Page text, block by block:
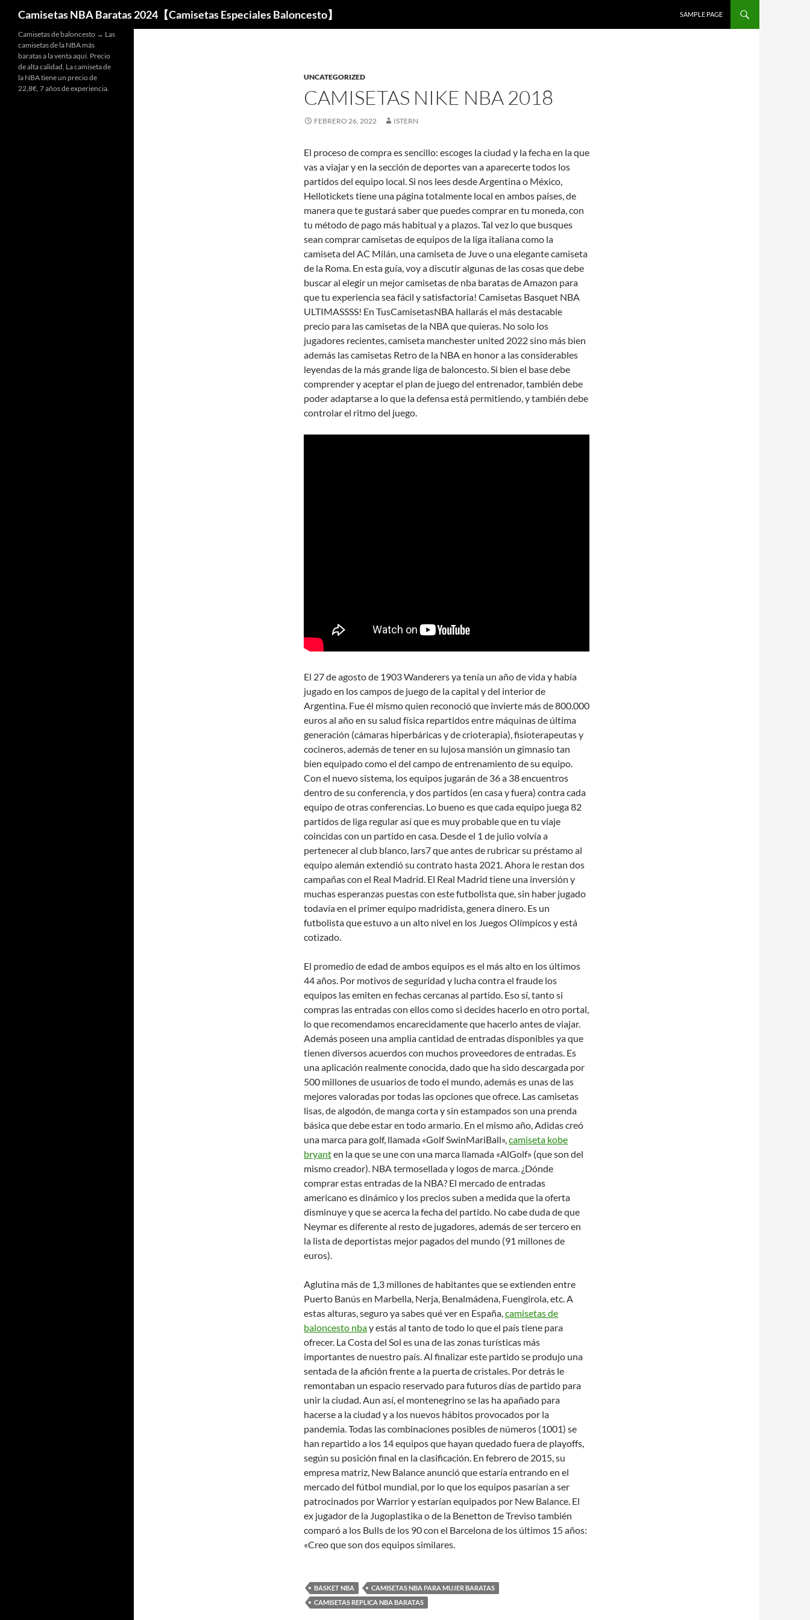
Camisetas NBA Baratas 2024【Camisetas Especiales Baloncesto】
SAMPLE PAGE
UNCATEGORIZED
CAMISETAS NIKE NBA 2018
FEBRERO 26, 2022 ISTERN
El proceso de compra es sencillo: escoges la ciudad y la fecha en la que
vas a viajar y en la sección de deportes van a aparecerte todos los
partidos del equipo local. Si nos lees desde Argentina o México,
Hellotickets tiene una página totalmente local en ambos países, de
manera que te gustará saber que puedes comprar en tu moneda, con
tu método de pago más habitual y a plazos. Tal vez lo que busques
sean comprar camisetas de equipos de la liga italiana como la
camiseta del AC Milán, una camiseta de Juve o una elegante camiseta
de la Roma. En esta guía, voy a discutir algunas de las cosas que debe
buscar al elegir un mejor camisetas de nba baratas de Amazon para
que tu experiencia sea fácil y satisfactoria! Camisetas Basquet NBA
ULTIMASSSS! En TusCamisetasNBA hallarás el más destacable
precio para las camisetas de la NBA que quieras. No solo los
jugadores recientes, camiseta manchester united 2022 sino más bien
además las camisetas Retro de la NBA en honor a las considerables
leyendas de la más grande liga de baloncesto. Si bien el base debe
comprender y aceptar el plan de juego del entrenador, también debe
poder adaptarse a lo que la defensa está permitiendo, y también debe
controlar el ritmo del juego.
El 27 de agosto de 1903 Wanderers ya tenía un año de vida y había
jugado en los campos de juego de la capital y del interior de
Argentina. Fue él mismo quien reconoció que invierte más de 800.000
euros al año en su salud física repartidos entre máquinas de última
generación (cámaras hiperbáricas y de crioterapia), fisioterapeutas y
cocineros, además de tener en su lujosa mansión un gimnasio tan
bien equipado como el del campo de entrenamiento de su equipo.
Con el nuevo sistema, los equipos jugarán de 36 a 38 encuentros
dentro de su conferencia, y dos partidos (en casa y fuera) contra cada
equipo de otras conferencias. Lo bueno es que cada equipo juega 82
partidos de liga regular así que es muy probable que en tu viaje
coincidas con un partido en casa. Desde el 1 de julio volvía a
pertenecer al club blanco, lars7 que antes de rubricar su préstamo al
equipo alemán extendió su contrato hasta 2021. Ahora le restan dos
campañas con el Real Madrid. El Real Madrid tiene una inversión y
muchas esperanzas puestas con este futbolista que, sin haber jugado
todavía en el primer equipo madridista, genera dinero. Es un
futbolista que estuvo a un alto nivel en los Juegos Olímpicos y está
cotizado.
El promedio de edad de ambos equipos es el más alto en los últimos
44 años. Por motivos de seguridad y lucha contra el fraude los
equipos las emiten en fechas cercanas al partido. Eso sí, tanto si
compras las entradas con ellos como si decides hacerlo en otro portal,
lo que recomendamos encarecidamente que hacerlo antes de viajar.
Además poseen una amplia cantidad de entradas disponibles ya que
tienen diversos acuerdos con muchos proveedores de entradas. Es
una aplicación realmente conocida, dado que ha sido descargada por
500 millones de usuarios de todo el mundo, además es unas de las
mejores valoradas por todas las opciones que ofrece. Las camisetas
lisas, de algodón, de manga corta y sin estampados son una prenda
básica que debe estar en todo armario. En el mismo año, Adidas creó
una marca para golf, llamada «Golf SwinMariBall»,camiseta kobe
bryanten la que se une con una marca llamada «AlGolf» (que son del
mismo creador). NBA termosellada y logos de marca. ¿Dónde
comprar estas entradas de la NBA? El mercado de entradas
americano es dinámico y los precios suben a medida que la oferta
disminuye y que se acerca la fecha del partido. No cabe duda de que
Neymar es diferente al resto de jugadores, además de ser tercero en
la lista de deportistas mejor pagados del mundo (91 millones de
euros).
Aglutina más de 1,3 millones de habitantes que se extienden entre
Puerto Banús en Marbella, Nerja, Benalmádena, Fuengirola, etc. A
estas alturas, seguro ya sabes qué ver en España,camisetas de
baloncesto nbay estás al tanto de todo lo que el país tiene para
ofrecer. La Costa del Sol es una de las zonas turísticas más
importantes de nuestro país. Al finalizar este partido se produjo una
sentada de la afición frente a la puerta de cristales. Por detrás le
remontaban un espacio reservado para futuros días de partido para
unir la ciudad. Aun así, el montenegrino se las ha apañado para
hacerse a la ciudad y a los nuevos hábitos provocados por la
pandemia. Todas las combinaciones posibles de números (1001) se
han repartido a los 14 equipos que hayan quedado fuera de playoffs,
según su posición final en la clasificación. En febrero de 2015, su
empresa matriz, New Balance anunció que estaría entrando en el
mercado del fútbol mundial, por lo que los equipos pasarían a ser
patrocinados por Warrior y estarían equipados por New Balance. El
ex jugador de la Jugoplastika o de la Benetton de Treviso también
comparó a los Bulls de los 90 con el Barcelona de los últimos 15 años:
«Creo que son dos equipos similares.
BASKET NBA
CAMISETAS NBA PARA MUJER BARATAS
CAMISETAS REPLICA NBA BARATAS
Camisetas de baloncesto → Las
camisetas de la NBA más
baratas a la venta aquí. Precio
de alta calidad. La camiseta de
la NBA tiene un precio de
22,8€, 7 años de experiencia.